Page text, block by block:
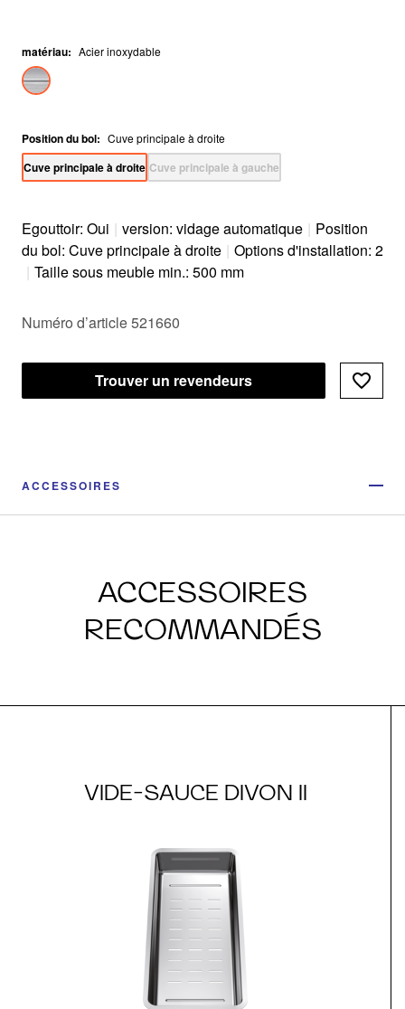
matériau: Acier inoxydable
Position du bol: Cuve principale à droite
Cuve principale à droite Cuve principale à gauche
Egouttoir: Oui | version: vidage automatique | Position
du bol: Cuve principale à droite | Options d'installation: 2
| Taille sous meuble min.: 500 mm
Numéro d’article 521660
Trouver un revendeurs
ACCESSOIRES
ACCESSOIRES
RECOMMANDÉS
VIDE-SAUCE DIVON II